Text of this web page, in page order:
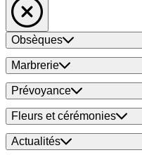
Obsèques
Marbrerie
Prévoyance
Fleurs et cérémonies
Actualités